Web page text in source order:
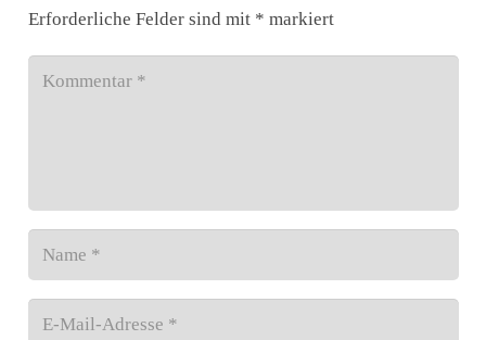
Erforderliche Felder sind mit * markiert